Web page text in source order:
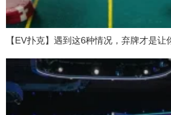
【EV扑克】遇到这6种情况，弃牌才是